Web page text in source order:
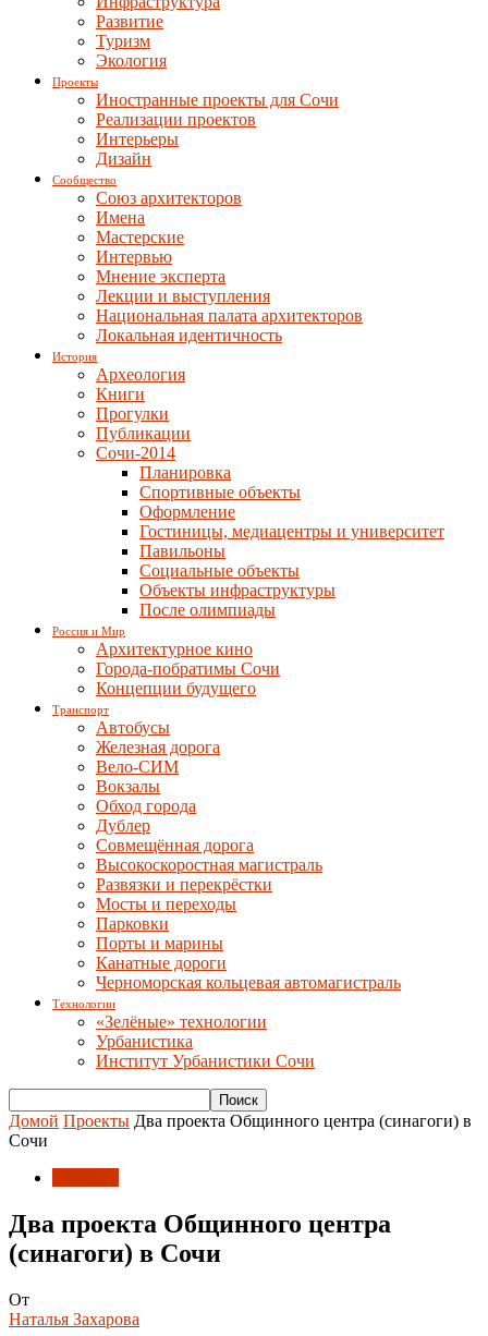
Развитие
Туризм
Экология
Проекты
Иностранные проекты для Сочи
Реализации проектов
Интерьеры
Дизайн
Сообщество
Союз архитекторов
Имена
Мастерские
Интервью
Мнение эксперта
Лекции и выступления
Национальная палата архитекторов
Локальная идентичность
История
Археология
Книги
Прогулки
Публикации
Сочи-2014
Планировка
Спортивные объекты
Оформление
Гостиницы, медиацентры и университет
Павильоны
Социальные объекты
Объекты инфраструктуры
После олимпиады
Россия и Мир
Архитектурное кино
Города-побратимы Сочи
Концепции будущего
Транспорт
Автобусы
Железная дорога
Вело-СИМ
Вокзалы
Обход города
Дублер
Совмещённая дорога
Высокоскоростная магистраль
Развязки и перекрёстки
Мосты и переходы
Парковки
Порты и марины
Канатные дороги
Черноморская кольцевая автомагистраль
Технологии
«Зелёные» технологии
Урбанистика
Институт Урбанистики Сочи
Домой Проекты Два проекта Общинного центра (синагоги) в
Сочи
Два проекта Общинного центра
(синагоги) в Сочи
От
Наталья Захарова